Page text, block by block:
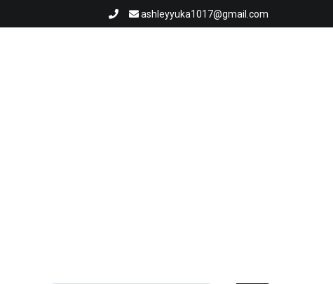
ashleyyuka1017@gmail.com